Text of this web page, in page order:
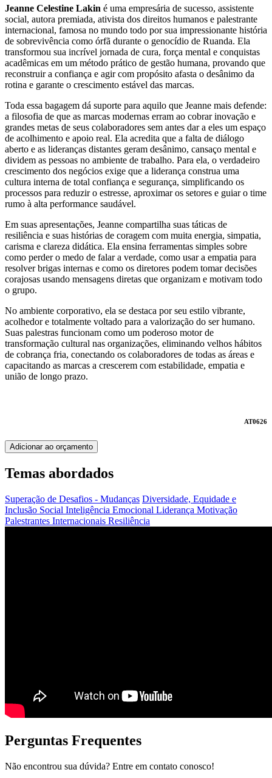
Jeanne Celestine Lakin é uma empresária de sucesso, assistente
social, autora premiada, ativista dos direitos humanos e palestrante
internacional, famosa no mundo todo por sua impressionante história
de sobrevivência como órfã durante o genocídio de Ruanda. Ela
transformou sua incrível jornada de cura, força mental e conquistas
acadêmicas em um método prático de gestão humana, provando que
reconstruir a confiança e agir com propósito afasta o desânimo da
rotina e garante o crescimento estável das marcas.
Toda essa bagagem dá suporte para aquilo que Jeanne mais defende:
a filosofia de que as marcas modernas erram ao cobrar inovação e
grandes metas de seus colaboradores sem antes dar a eles um espaço
de acolhimento e apoio real. Ela acredita que a falta de diálogo
aberto e as lideranças distantes geram desânimo, cansaço mental e
dividem as pessoas no ambiente de trabalho. Para ela, o verdadeiro
crescimento dos negócios exige que a liderança construa uma
cultura interna de total confiança e segurança, simplificando os
processos para reduzir o estresse, aproximar os setores e guiar o time
rumo à alta performance saudável.
Em suas apresentações, Jeanne compartilha suas táticas de
resiliência e suas histórias de coragem com muita energia, simpatia,
carisma e clareza didática. Ela ensina ferramentas simples sobre
como perder o medo de falar a verdade, como usar a empatia para
resolver brigas internas e como os diretores podem tomar decisões
corajosas usando mensagens diretas que organizam e motivam todo
o grupo.
No ambiente corporativo, ela se destaca por seu estilo vibrante,
acolhedor e totalmente voltado para a valorização do ser humano.
Suas palestras funcionam como um poderoso motor de
transformação cultural nas organizações, eliminando velhos hábitos
de cobrança fria, conectando os colaboradores de todas as áreas e
capacitando as marcas a crescerem com estabilidade, empatia e
união de longo prazo.
AT0626
Adicionar ao orçamento
Temas abordados
Superação de Desafios - Mudanças Diversidade, Equidade e
Inclusão Social Inteligência Emocional Liderança Motivação
Palestrantes Internacionais Resiliência
Perguntas Frequentes
Não encontrou sua dúvida? Entre em contato conosco!